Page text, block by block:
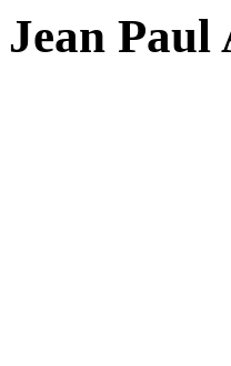
Jean Paul